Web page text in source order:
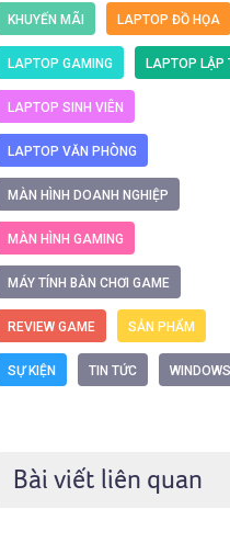
KHUYẾN MÃI LAPTOP ĐỒ HỌA
LAPTOP GAMING LAPTOP LẬP
LAPTOP SINH VIÊN
LAPTOP VĂN PHÒNG
MÀN HÌNH DOANH NGHIỆP
MÀN HÌNH GAMING
MÁY TÍNH BÀN CHƠI GAME
REVIEW GAME SẢN PHẨM
SỰ KIỆN TIN TỨC
Bài viết liên quan